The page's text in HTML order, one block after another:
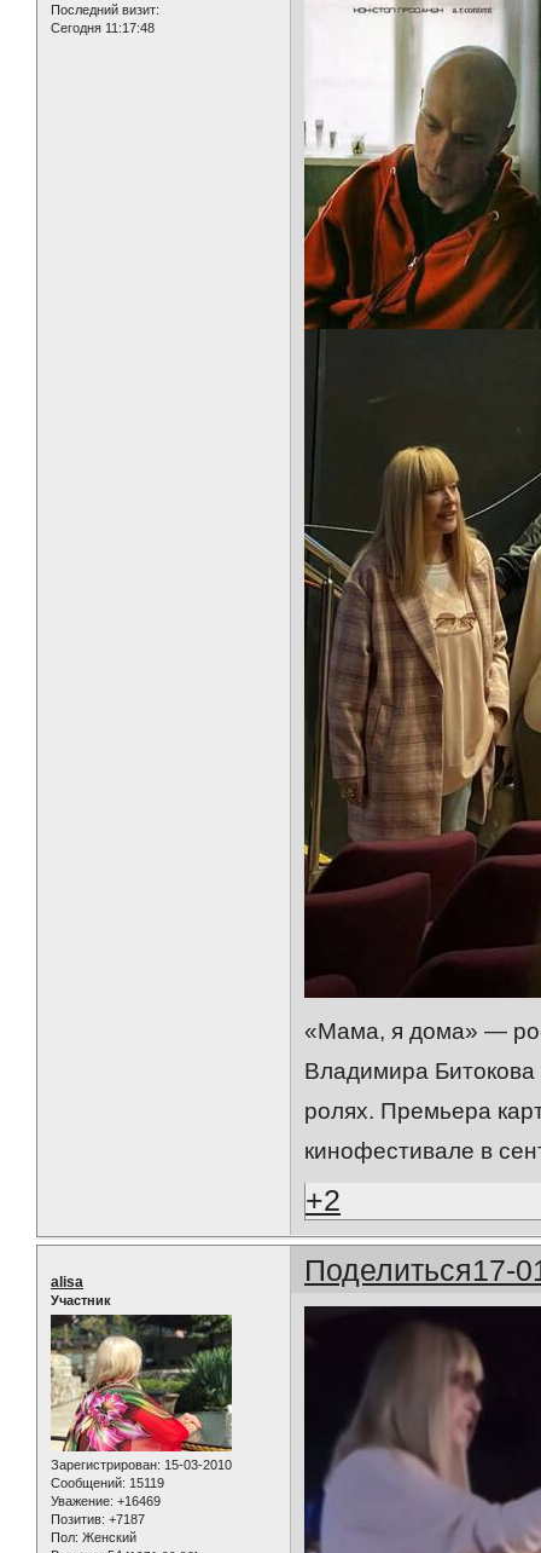
Последний визит:
Сегодня 11:17:48
«Мама, я дома» —
Владимира
ролях. Премьера
кинофестивале в
+2
Поделиться17-
alisa
Участник
Зарегистрирован: 15-03-2010
Сообщений: 15119
Уважение: +16469
Позитив: +7187
Пол: Женский